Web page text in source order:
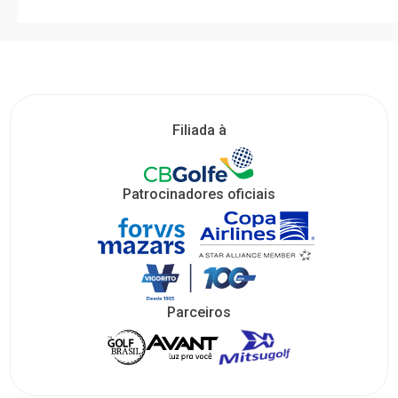
Filiada à
Patrocinadores oficiais
Parceiros